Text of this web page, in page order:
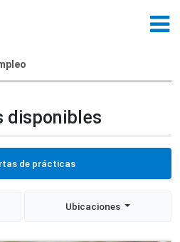
disponibles
de prácticas
Ubicaciones